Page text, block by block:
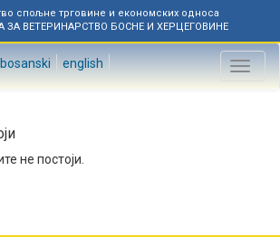
спољне трговине и економских односа
ЗА ВЕТЕРИНАРСТВО БОСНЕ И ХЕРЦЕГОВИНЕ
bosanski english
Toggle
не постоји.